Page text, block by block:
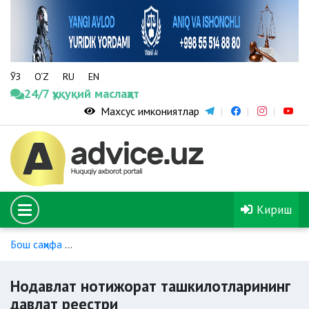
ЎЗ O‘Z RU EN
24/7 ҳуқуқий маслаҳат
Махсус имкониятлар
Кириш
Бош саҳифа
Нодавлат нотижорат ташкилотларининг
давлат реестри